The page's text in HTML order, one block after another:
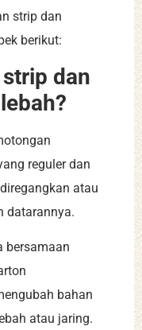
strip dan
berikut:
dan
reguler dan
atau
datarannya.
bersamaan
bahan
atau jaring.